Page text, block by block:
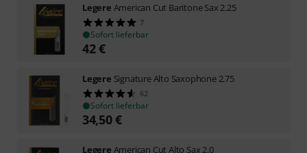
Legere American Cut Baritone Sax 2.25
7
Sofort lieferbar
42€
Legere Signature Alto Saxophone 2.75
62
Sofort lieferbar
34,50€
Legere American Cut Alto Sax 2.0